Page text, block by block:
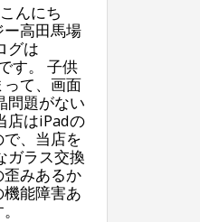
んにち
高田馬場
グは
す。 子供
て、画面
問題がない
店はiPadの
、当店を
ガラス交換
みあるか
能障害あ